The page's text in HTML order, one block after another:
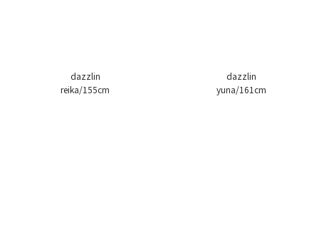
dazzlin
reika/155cm
dazzlin
yuna/161cm